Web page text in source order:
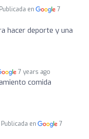
Publicada en
7
hacer deporte y una
7 years ago
comida
Publicada en
7